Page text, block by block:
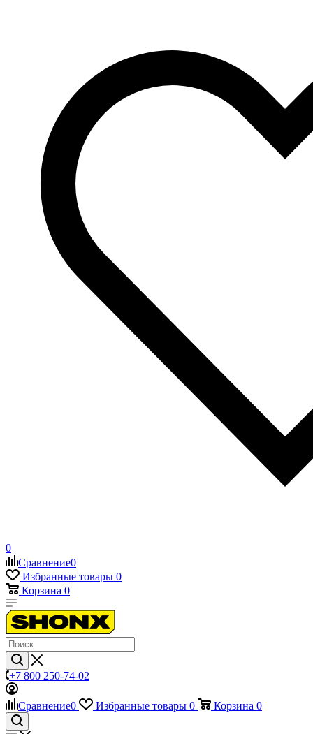
0
Сравнение0
Избранные товары 0
Корзина 0
+7 800 250-74-02
Сравнение0 Избранные товары 0 Корзина 0